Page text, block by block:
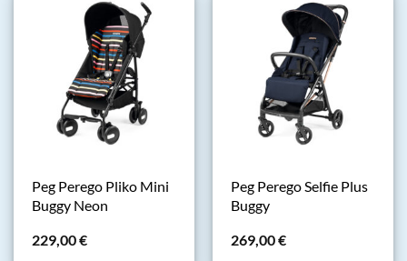
Peg Perego Pliko Mini
Buggy Neon
229,00€
Peg Perego Selfie Plus
Buggy
269,00€